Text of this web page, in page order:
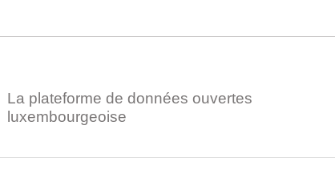
La plateforme de données ouvertes